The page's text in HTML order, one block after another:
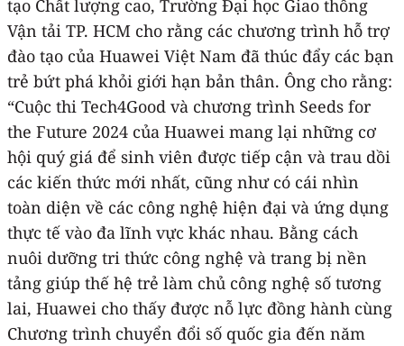
tạo Chất lượng cao, Trường Đại học Giao thông
Vận tải TP. HCM cho rằng các chương trình hỗ trợ
đào tạo của Huawei Việt Nam đã thúc đẩy các bạn
trẻ bứt phá khỏi giới hạn bản thân. Ông cho rằng:
“Cuộc thi Tech4Good và chương trình Seeds for
the Future 2024 của Huawei mang lại những cơ
hội quý giá để sinh viên được tiếp cận và trau dồi
các kiến thức mới nhất, cũng như có cái nhìn
toàn diện về các công nghệ hiện đại và ứng dụng
thực tế vào đa lĩnh vực khác nhau. Bằng cách
nuôi dưỡng tri thức công nghệ và trang bị nền
tảng giúp thế hệ trẻ làm chủ công nghệ số tương
lai, Huawei cho thấy được nỗ lực đồng hành cùng
Chương trình chuyển đổi số quốc gia đến năm